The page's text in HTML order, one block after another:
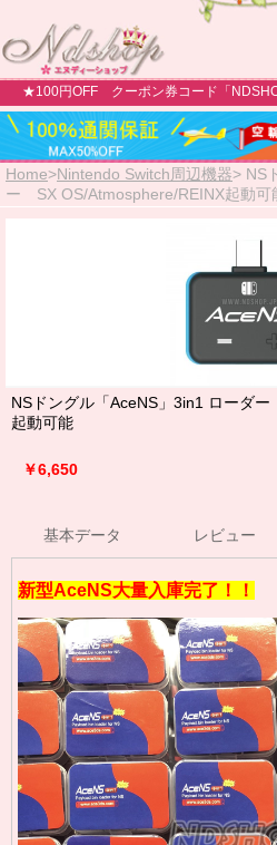
★100円OFF クーポン券コード「
Home>Nintendo Switch周辺機器> NS
ー SX OS/Atmosphere/REINX起動可
NSドングル「AceNS」3in1 ローダ
起動可能
￥6,650
基本データ レビュー
新型AceNS大量入庫完了！！